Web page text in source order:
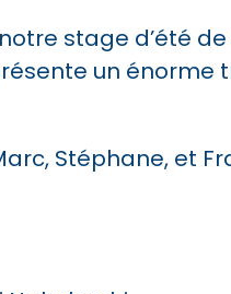
stage d’été
un énorme
Stéphane, et